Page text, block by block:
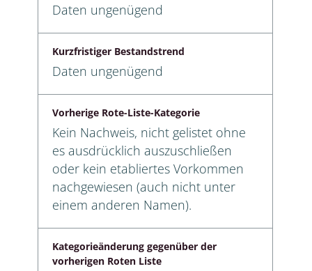
Daten ungenügend
Kurzfristiger Bestandstrend
Daten ungenügend
Vorherige Rote-Liste-Kategorie
Kein Nachweis, nicht gelistet ohne
es ausdrücklich auszuschließen
oder kein etabliertes Vorkommen
nachgewiesen (auch nicht unter
einem anderen Namen).
Kategorieänderung gegenüber der
vorherigen Roten Liste